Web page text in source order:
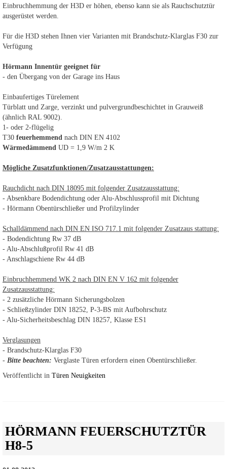
Einbruchhemmung der H3D er höhen, ebenso kann sie als Rauchschutztür
ausgerüstet werden.
Für die H3D stehen Ihnen vier Varianten mit Brandschutz-Klarglas F30 zur
Verfügung
Hörmann Innentür geeignet für
- den Übergang von der Garage ins Haus
Einbaufertiges Türelement
Türblatt und Zarge, verzinkt und pulvergrundbeschichtet in Grauweiß
(ähnlich RAL 9002).
1- oder 2-flügelig
T30 feuerhemmend nach DIN EN 4102
Wärmedämmend UD = 1,9 W/m 2 K
Mögliche Zusatzfunktionen/Zusatzausstattungen:
Rauchdicht nach DIN 18095 mit folgender Zusatzausstattung:
- Absenkbare Bodendichtung oder Alu-Abschlussprofil mit Dichtung
- Hörmann Obentürschließer und Profilzylinder
Schalldämmend nach DIN EN ISO 717.1 mit folgender Zusatzaus stattung:
- Bodendichtung Rw 37 dB
- Alu-Abschlußprofil Rw 41 dB
- Anschlagschiene Rw 44 dB
Einbruchhemmend WK 2 nach DIN EN V 162 mit folgender
Zusatzausstattung:
- 2 zusätzliche Hörmann Sicherungsbolzen
- Schließzylinder DIN 18252, P-3-BS mit Aufbohrschutz
- Alu-Sicherheitsbeschlag DIN 18257, Klasse ES1
Verglasungen
- Brandschutz-Klarglas F30
- Bitte beachten: Verglaste Türen erfordern einen Obentürschließer.
Veröffentlicht in Türen Neuigkeiten
HÖRMANN FEUERSCHUTZTÜR
H8-5